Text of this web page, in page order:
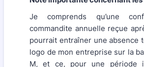
Je comprends qu’une
commandite annuelle reçue
pourrait entraîner une absence
logo de mon entreprise sur la
M, et ce, pour une période